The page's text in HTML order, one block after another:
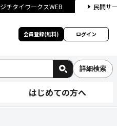
ジチタイワークスWEB 民間サ
会員登録(無料) ログイン
詳細検索
はじめての方へ